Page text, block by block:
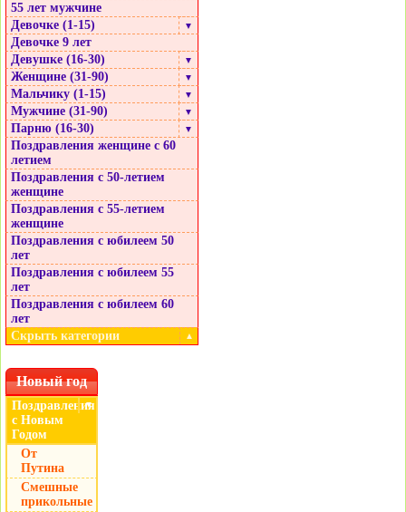
55 лет мужчине
Девочке (1-15)
▼
Девочке 9 лет
Девушке (16-30)
▼
Женщине (31-90) ▼
Мальчику (1-15) ▼
Мужчине (31-90) ▼
Парню (16-30) ▼
Поздравления женщине с 60
летием
Поздравления с 50-летием
женщине
Поздравления с 55-летием
женщине
Поздравления с юбилеем 50
лет
Поздравления с юбилеем 55
лет
Поздравления с юбилеем 60
лет
Скрыть категории
▲
Новый год
Поздравления
с Новым
Годом
▼
От
Путина
Смешные
прикольные